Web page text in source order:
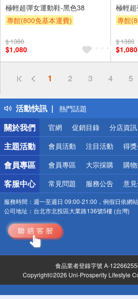
極輕超彈女運動鞋-黑色38
專館(800免基本運費)
$ 1380
$1,080
極輕
專館
$ 1380
$1,080
1 2 3 4 5
活動快訊
偏遠地區配送
得獎公告
熱門話題
銀行優惠
偏遠地區配送
詐騙網頁！請小心！
關於我們
官網 促銷目錄 分店資訊
主題活動 會員活動 注目活動 得
會員專區 會員專區 大宗採購 購
客服中心 常見問題 服務公告 意
服務時間： 週一至週日 09:00-21:00，例假日依網
公司地址： 台北市北投區大業路136號5樓 (台灣)
食品業者登錄字號 A-
Copyright©2026 Uni-Prosperity Lifestyle